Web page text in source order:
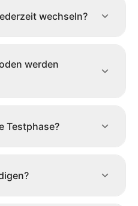
wechseln?
werden
Testphase?